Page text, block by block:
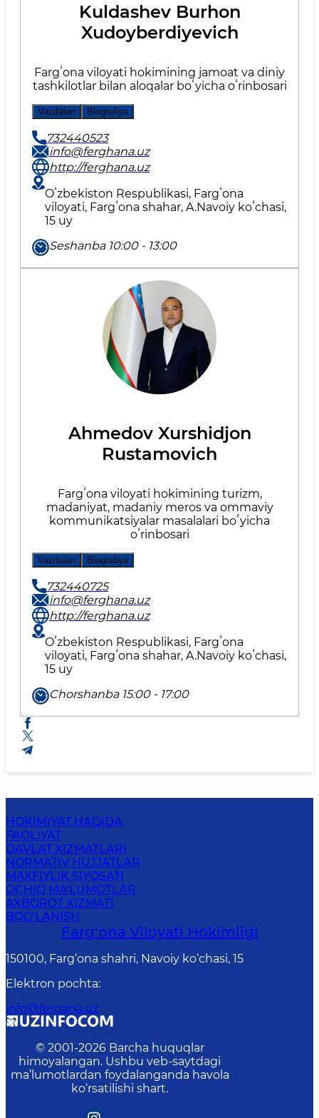
Kuldashev Burhon
Xudoyberdiyevich
Fargʻona viloyati hokimining jamoat va diniy
tashkilotlar bilan aloqalar boʻyicha oʻrinbosari
Vazifalari Biografiya
732440523
info@ferghana.uz
http://ferghana.uz
Oʻzbekiston Respublikasi, Fargʻona
viloyati, Fargʻona shahar, A.Navoiy koʻchasi,
15 uy
Seshanba 10:00 - 13:00
Ahmedov Xurshidjon
Rustamovich
Fargʻona viloyati hokimining turizm,
madaniyat, madaniy meros va ommaviy
kommunikatsiyalar masalalari boʻyicha
oʻrinbosari
Vazifalari Biografiya
732440725
info@ferghana.uz
http://ferghana.uz
Oʻzbekiston Respublikasi, Fargʻona
viloyati, Fargʻona shahar, A.Navoiy koʻchasi,
15 uy
Chorshanba 15:00 - 17:00
HOKIMIYAT HAQIDA
FAOLIYAT
DAVLAT XIZMATLARI
NORMATIV HUJJATLAR
MAXFIYLIK SIYOSATI
OCHIQ MA'LUMOTLAR
AXBOROT XIZMATI
BOG‘LANISH
Farg‘оnа Vilоyati Hоkimligi
150100, Fаrg‘оnа shаhri, Nаvоiy ko‘chаsi, 15
Elektron pochta:
info@fergana.uz
© 2001-2026 Barcha huquqlar
himoyalangan. Ushbu veb-saytdagi
ma’lumotlardan foydalanganda havola
ko‘rsatilishi shart.